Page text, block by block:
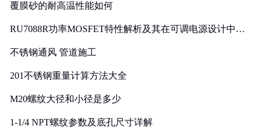
覆膜砂的耐高温性能如何
RU7088R功率MOSFET特性解析及其在可调电源设计中的
不锈钢通风 管道施工
201不锈钢重量计算方法大全
M20螺纹大径和小径是多少
1-1/4 NPT螺纹参数及底孔尺寸详解